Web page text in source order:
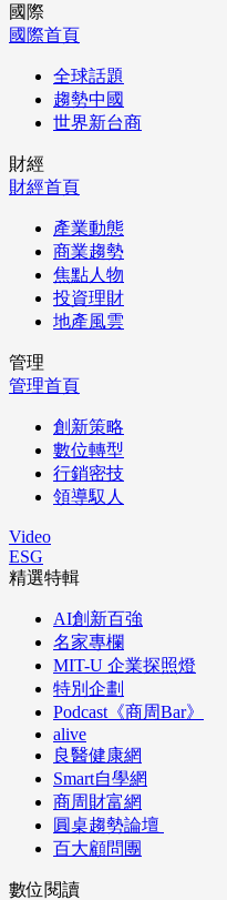
國際
國際首頁
全球話題
趨勢中國
世界新台商
財經
財經首頁
產業動態
商業趨勢
焦點人物
投資理財
地產風雲
管理
管理首頁
創新策略
數位轉型
行銷密技
領導馭人
Video
ESG
精選特輯
AI創新百強
名家專欄
MIT-U 企業探照燈
特別企劃
Podcast《商周Bar》
alive
良醫健康網
Smart自學網
商周財富網
圓桌趨勢論壇
百大顧問團
數位閱讀